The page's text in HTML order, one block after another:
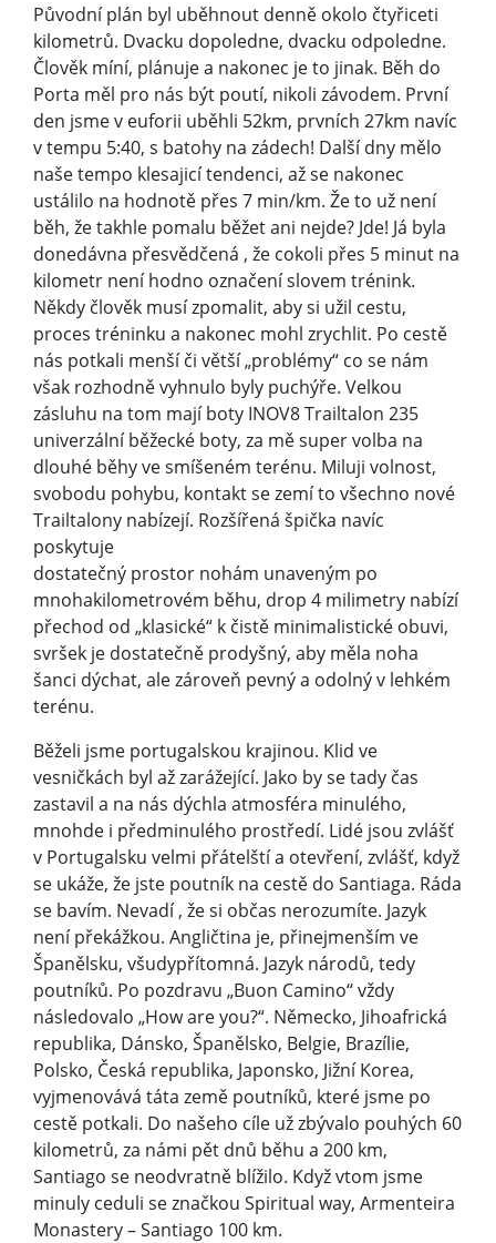
Původní plán byl uběhnout denně okolo čtyřiceti
kilometrů. Dvacku dopoledne, dvacku odpoledne.
Člověk míní, plánuje a nakonec je to jinak. Běh do
Porta měl pro nás být poutí, nikoli závodem. První
den jsme v euforii uběhli 52km, prvních 27km navíc
v tempu 5:40, s batohy na zádech! Další dny mělo
naše tempo klesajicí tendenci, až se nakonec
ustálilo na hodnotě přes 7 min/km. Že to už není
běh, že takhle pomalu běžet ani nejde? Jde! Já byla
donedávna přesvědčená , že cokoli přes 5 minut na
kilometr není hodno označení slovem trénink.
Někdy člověk musí zpomalit, aby si užil cestu,
proces tréninku a nakonec mohl zrychlit. Po cestě
nás potkali menší či větší „problémy“ co se nám
však rozhodně vyhnulo byly puchýře. Velkou
zásluhu na tom mají boty INOV8 Trailtalon 235
univerzální běžecké boty, za mě super volba na
dlouhé běhy ve smíšeném terénu. Miluji volnost,
svobodu pohybu, kontakt se zemí to všechno nové
Trailtalony nabízejí. Rozšířená špička navíc
poskytuje
dostatečný prostor nohám unaveným po
mnohakilometrovém běhu, drop 4 milimetry nabízí
přechod od „klasické“ k čistě minimalistické obuvi,
svršek je dostatečně prodyšný, aby měla noha
šanci dýchat, ale zároveň pevný a odolný v lehkém
terénu.
Běželi jsme portugalskou krajinou. Klid ve
vesničkách byl až zarážející. Jako by se tady čas
zastavil a na nás dýchla atmosféra minulého,
mnohde i předminulého prostředí. Lidé jsou zvlášť
v Portugalsku velmi přátelští a otevření, zvlášť, když
se ukáže, že jste poutník na cestě do Santiaga. Ráda
se bavím. Nevadí , že si občas nerozumíte. Jazyk
není překážkou. Angličtina je, přinejmenším ve
Španělsku, všudypřítomná. Jazyk národů, tedy
poutníků. Po pozdravu „Buon Camino“ vždy
následovalo „How are you?“. Německo, Jihoafrická
republika, Dánsko, Španělsko, Belgie, Brazílie,
Polsko, Česká republika, Japonsko, Jižní Korea,
vyjmenovává táta země poutníků, které jsme po
cestě potkali. Do našeho cíle už zbývalo pouhých 60
kilometrů, za námi pět dnů běhu a 200 km,
Santiago se neodvratně blížilo. Když vtom jsme
minuly ceduli se značkou Spiritual way, Armenteira
Monastery – Santiago 100 km.